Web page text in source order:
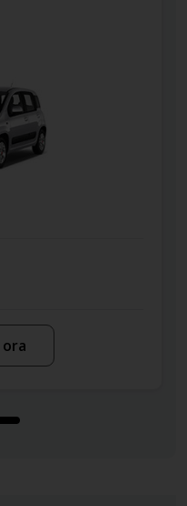
Prenota ora